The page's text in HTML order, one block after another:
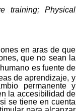
training; Physical
en aras de que
que no sean la
es fuente de
de aprendizaje, y
permanente y
la accesibilidad de
se tiene en cuenta